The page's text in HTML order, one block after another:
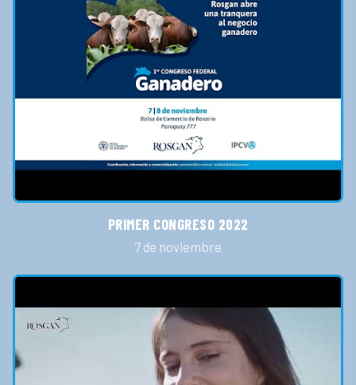
PRIMER CONGRESO 2022
7 de noviembre